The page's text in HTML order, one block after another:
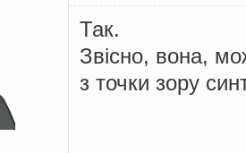
Так.
Звісно, вона,
з точки зору